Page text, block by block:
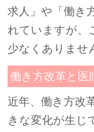
求人」や「働き
れていますが、
少なくありませ
働き方改革と医
近年、働き方改
きな変化が生じ